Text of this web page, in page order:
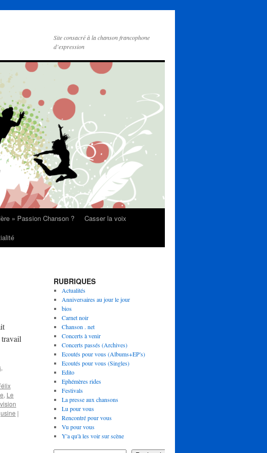
Site consacré à la chanson francophone
d’expression
» Passion Chanson ?
Casser la voix
,
, Le
usine |
RUBRIQUES
Actualités
Anniversaires au jour le jour
bios
Carnet noir
Chanson . net
Concerts à venir
Concerts passés (Archives)
Ecoutés pour vous (Albums+EP's)
Ecoutés pour vous (Singles)
Edito
Ephémères rides
Festivals
La presse aux chansons
Lu pour vous
Rencontré pour vous
Vu pour vous
Y'a qu'à les voir sur scène